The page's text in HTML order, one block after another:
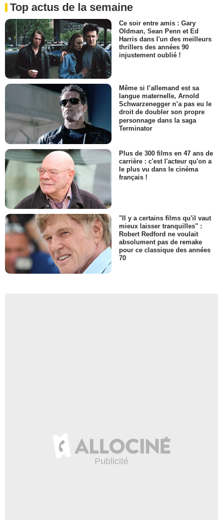
Top actus de la semaine
Ce soir entre amis : Gary
Oldman, Sean Penn et Ed
Harris dans l'un des meilleurs
thrillers des années 90
injustement oublié !
Même si l’allemand est sa
langue maternelle, Arnold
Schwarzenegger n’a pas eu le
droit de doubler son propre
personnage dans la saga
Terminator
Plus de 300 films en 47 ans de
carrière : c'est l'acteur qu'on a
le plus vu dans le cinéma
français !
"Il y a certains films qu'il vaut
mieux laisser tranquilles" :
Robert Redford ne voulait
absolument pas de remake
pour ce classique des années
70